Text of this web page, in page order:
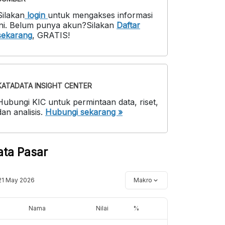
login untuk mengakses informasi
. Belum punya akun?Silakan Daftar
, GRATIS!
INSIGHT CENTER
KIC untuk permintaan data, riset,
analisis. Hubungi sekarang »
Pasar
May 2026 Makro
Nama Nilai %